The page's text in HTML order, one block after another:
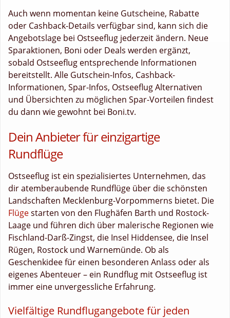
Auch wenn momentan keine Gutscheine, Rabatte
oder Cashback-Details verfügbar sind, kann sich die
Angebotslage bei Ostseeflug jederzeit ändern. Neue
Sparaktionen, Boni oder Deals werden ergänzt,
sobald Ostseeflug entsprechende Informationen
bereitstellt. Alle Gutschein-Infos, Cashback-
Informationen, Spar-Infos, Ostseeflug Alternativen
und Übersichten zu möglichen Spar-Vorteilen findest
du dann wie gewohnt bei Boni.tv.
Dein Anbieter für einzigartige
Rundflüge
Ostseeflug ist ein spezialisiertes Unternehmen, das
dir atemberaubende Rundflüge über die schönsten
Landschaften Mecklenburg-Vorpommerns bietet. Die
Flügestarten von den Flughäfen Barth und Rostock-
Laage und führen dich über malerische Regionen wie
Fischland-Darß-Zingst, die Insel Hiddensee, die Insel
Rügen, Rostock und Warnemünde. Ob als
Geschenkidee für einen besonderen Anlass oder als
eigenes Abenteuer – ein Rundflug mit Ostseeflug ist
immer eine unvergessliche Erfahrung.
Vielfältige Rundflugangebote für jeden